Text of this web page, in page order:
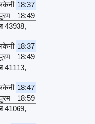
18:37
18:49
43938,
18:37
18:49
41113,
18:47
18:59
41069,